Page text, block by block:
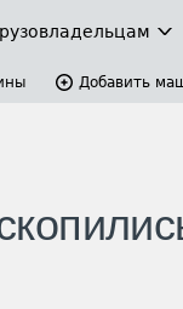
Добавить